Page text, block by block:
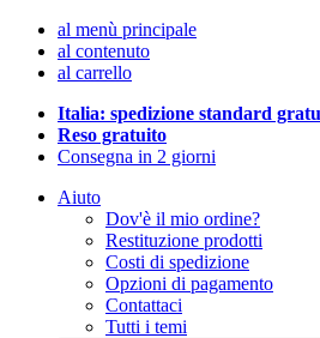
al menù principale
al contenuto
al carrello
Italia: spedizione standard
Reso gratuito
Consegna in 2 giorni
Aiuto
Dov'è il mio ordine?
Restituzione prodotti
Costi di spedizione
Opzioni di pagamento
Contattaci
Tutti i temi